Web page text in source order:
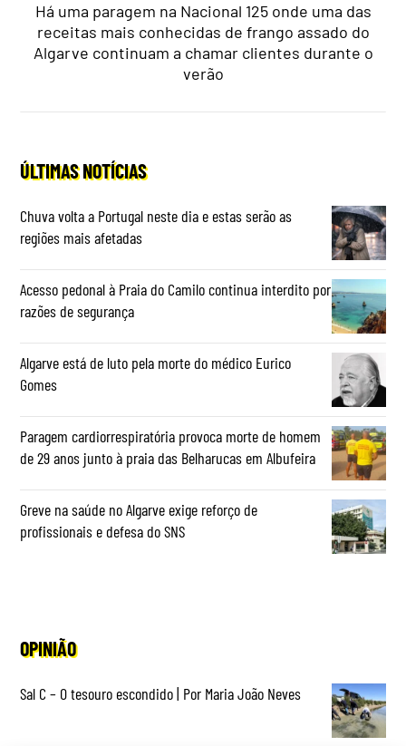
Há uma paragem na Nacional 125 onde uma das
receitas mais conhecidas de frango assado do
Algarve continuam a chamar clientes durante o
verão
ÚLTIMAS NOTÍCIAS
Chuva volta a Portugal neste dia e estas serão as
regiões mais afetadas
Acesso pedonal à Praia do Camilo continua interdito por
razões de segurança
Algarve está de luto pela morte do médico Eurico
Gomes
Paragem cardiorrespiratória provoca morte de homem
de 29 anos junto à praia das Belharucas em Albufeira
Greve na saúde no Algarve exige reforço de
profissionais e defesa do SNS
OPINIÃO
Sal C – O tesouro escondido | Por Maria João Neves